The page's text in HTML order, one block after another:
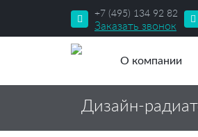
+7 (495) 134 92 82
Заказать звонок
О компании
Дизайн-